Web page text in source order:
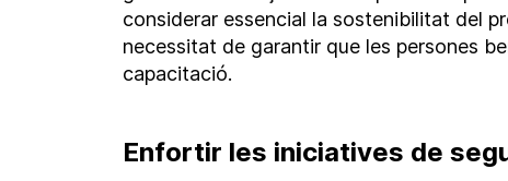
considerar essencial la sostenibilitat del
necessitat de garantir que les persones
capacitació.
Enfortir les iniciatives de